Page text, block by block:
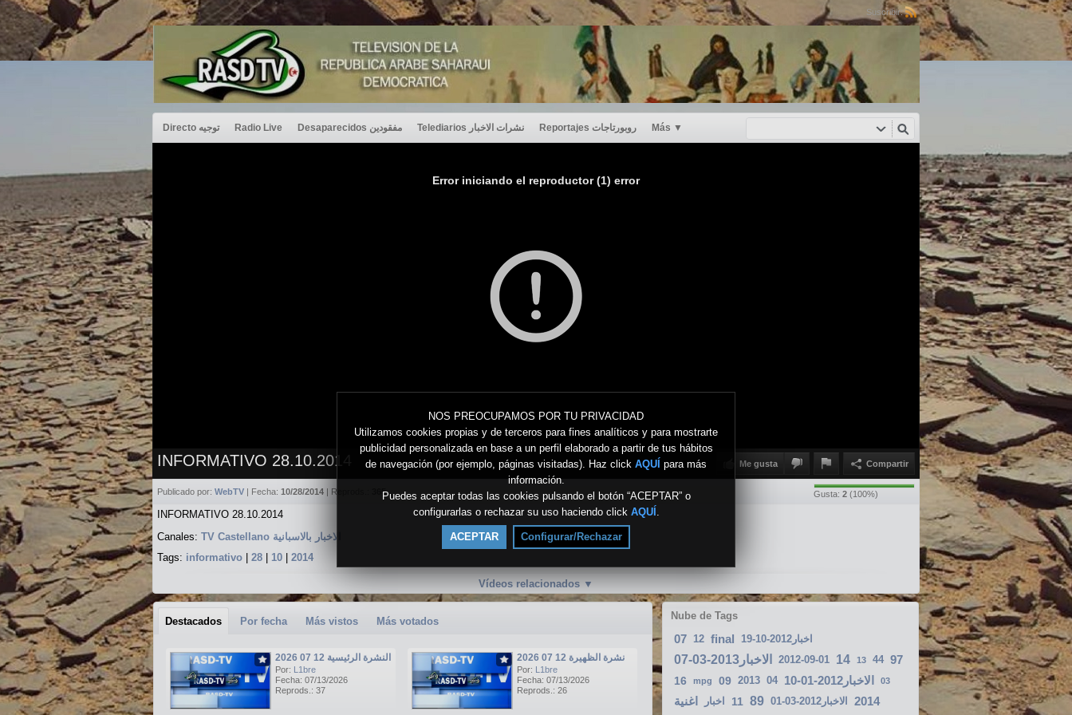
NOS PREOCUPAMOS POR TU PRIVACIDAD
Utilizamos cookies propias y de terceros para fines analíticos y para mostrarte
publicidad personalizada en base a un perfil elaborado a partir de tus hábitos
de navegación (por ejemplo, páginas visitadas). Haz click AQUÍ para más
información.
Puedes aceptar todas las cookies pulsando el botón “ACEPTAR” o
configurarlas o rechazar su uso haciendo click AQUÍ .
ACEPTAR Configurar/Rechazar
Suscribir:
Directo توجيه Radio Live Desaparecidos مفقودين Telediarios نشرات الاخبار Reportajes روبورتاجات Más ▼
Error iniciando el reproductor (1) error
Me gusta Compartir
INFORMATIVO 28.10.2014
Gusta: 2 (100%)
Publicado por: WebTV | Fecha: 10/28/2014 | Reprods.: 365
INFORMATIVO 28.10.2014
Canales:
TV Castellano الاخبار بالاسبانية
Tags: informativo 28 10 2014
Vídeos relacionados ▼
Nube de Tags
07 12 final اخبار2012-10-19
الاخبار2013-03-07 2012-09-01 14 13 44 97
16 mpg 09 2013 04 الاخبار2012-01-10 03
اغنية اخبار 11 89 الاخبار2012-03-01 2014
Destacados Por fecha Más vistos Más votados
النشرة الرئيسية 12 07 2026
Por: L1bre
Fecha: 07/13/2026
Reprods.: 37
نشرة الظهيرة 12 07 2026
Por: L1bre
Fecha: 07/13/2026
Reprods.: 26